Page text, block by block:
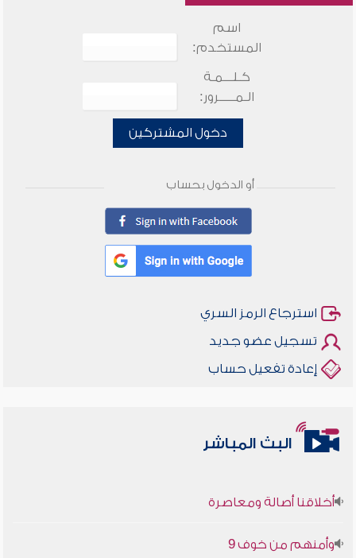
اسم
المستخدم:
كـلـــمـة
الـمـــــرور:
دخول المشتركين
أو الدخول بحساب
استرجاع الرمز السري
تسجيل عضو جديد
إعادة تفعيل حساب
البث المباشر
أخلاقنا أصالة ومعاصرة
وأمنهم من خوف 9